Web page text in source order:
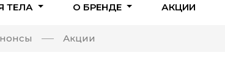
ТЕЛА О БРЕНДЕ АКЦИИ
Акции